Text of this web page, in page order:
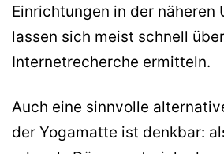
Einrichtungen in der näheren
lassen sich meist schnell
Internetrecherche ermitteln.
Auch eine sinnvolle
der Yogamatte ist denkbar: